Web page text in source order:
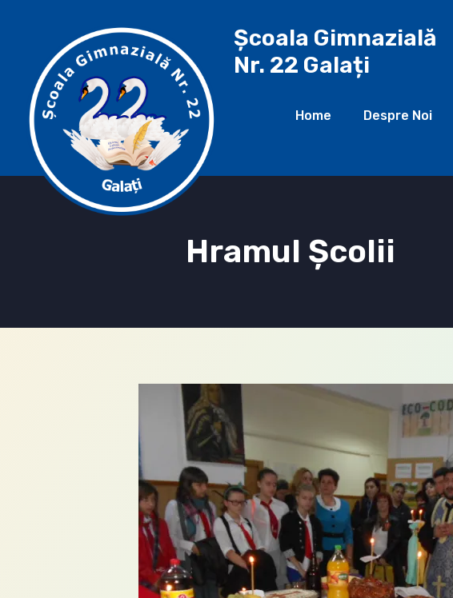
Școala Gimnazială
Nr. 22 Galați
Home Despre Noi
Hramul Şcolii